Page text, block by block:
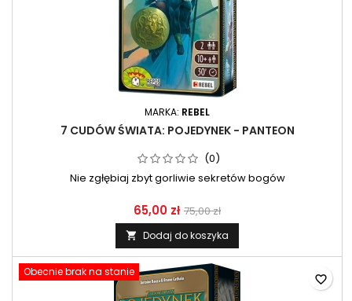
MARKA: REBEL
7 CUDÓW ŚWIATA: POJEDYNEK - PANTEON
(0)
Nie zgłębiaj zbyt gorliwie sekretów bogów
65,00 zł 75,00 zł
 Dodaj do koszyka
Obecnie brak na stanie
favorite_border